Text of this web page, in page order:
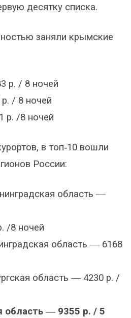
десятку списка.
заняли крымские
р. / 8 ночей
/ 8 ночей
р. /8 ночей
в топ‑10 вошли
России:
область ―
/8 ночей
область ― 6168
область ― 4230 р. /
область ― 9355 р. / 5